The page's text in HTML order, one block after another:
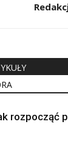
rozpocząć